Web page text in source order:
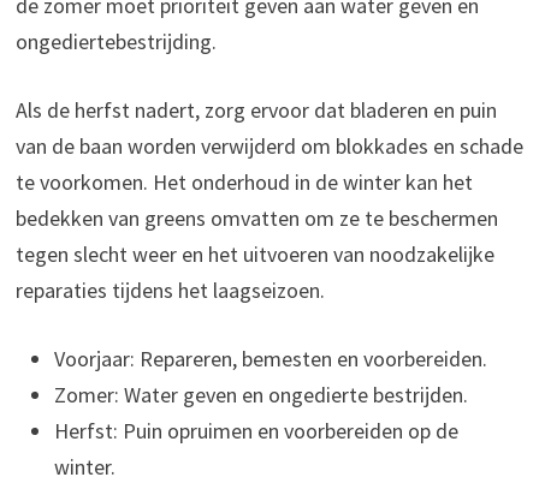
de zomer moet prioriteit geven aan water geven en
ongediertebestrijding.
Als de herfst nadert, zorg ervoor dat bladeren en puin
van de baan worden verwijderd om blokkades en schade
te voorkomen. Het onderhoud in de winter kan het
bedekken van greens omvatten om ze te beschermen
tegen slecht weer en het uitvoeren van noodzakelijke
reparaties tijdens het laagseizoen.
Voorjaar: Repareren, bemesten en voorbereiden.
Zomer: Water geven en ongedierte bestrijden.
Herfst: Puin opruimen en voorbereiden op de
winter.